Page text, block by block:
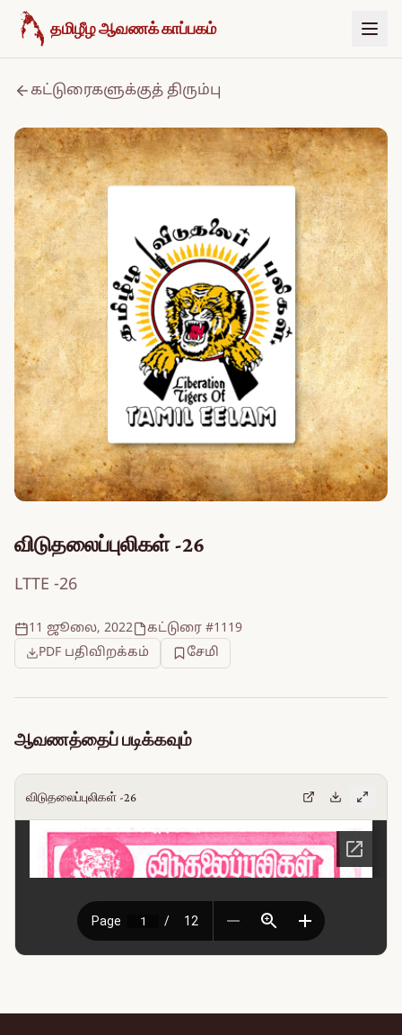
உள்ளடக்கத்திற்குச் செல்க
தமிழீழ ஆவணக் காப்பகம்
கட்டுரைகளுக்குத் திரும்பு
விடுதலைப்புலிகள் -26
LTTE -26
11 ஜூலை, 2022
கட்டுரை #1119
PDF பதிவிறக்கம்
சேமி
ஆவணத்தைப் படிக்கவும்
விடுதலைப்புலிகள் -26